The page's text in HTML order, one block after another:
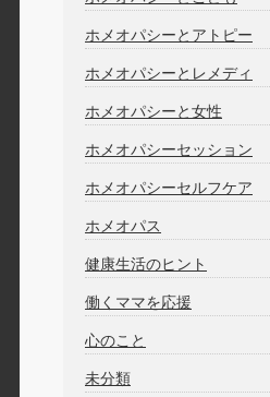
ホメオパシーとアトピー
ホメオパシーとレメディ
ホメオパシーと女性
ホメオパシーセッション
ホメオパシーセルフケア
ホメオパス
健康生活のヒント
働くママを応援
心のこと
未分類